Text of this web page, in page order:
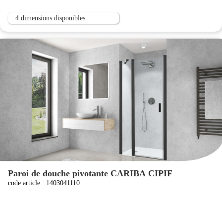
4 dimensions disponibles
Paroi de douche pivotante CARIBA CIPIF
code article : 1403041110